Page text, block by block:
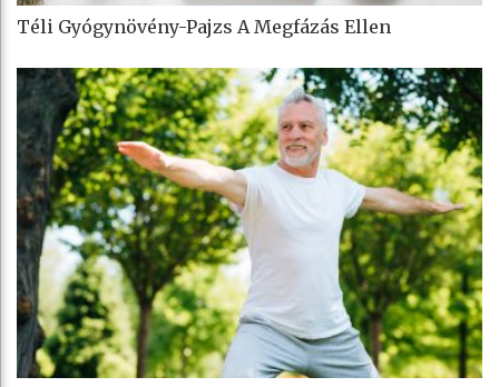
Téli Gyógynövény-Pajzs A Megfázás Ellen